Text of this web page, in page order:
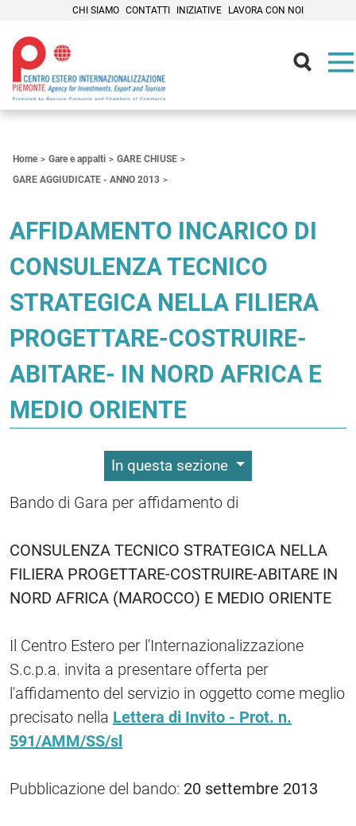
CHI SIAMO CONTATTI INIZIATIVE LAVORA CON NOI
Home Gare e appalti
GARE CHIUSE
GARE AGGIUDICATE - ANNO 2013
AFFIDAMENTO INCARICO DI
CONSULENZA TECNICO
STRATEGICA NELLA FILIERA
PROGETTARE-COSTRUIRE-
ABITARE- IN NORD AFRICA E
MEDIO ORIENTE
In questa sezione
Bando di Gara per affidamento di
CONSULENZA TECNICO STRATEGICA NELLA
FILIERA PROGETTARE-COSTRUIRE-ABITARE IN
NORD AFRICA (MAROCCO) E MEDIO ORIENTE
Il Centro Estero per l'Internazionalizzazione
S.c.p.a. invita a presentare offerta per
l'affidamento del servizio in oggetto come meglio
precisato nella Lettera di Invito - Prot. n.
591/AMM/SS/sl
Pubblicazione del bando: 20 settembre 2013